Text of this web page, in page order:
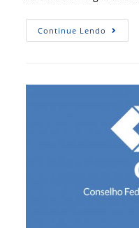
Continue Lendo Gesae
É